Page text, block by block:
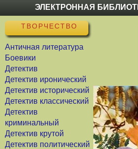
ЭЛЕКТРОННАЯ
ТВОРЧЕСТВО
Античная литература
Боевики
Детектив
Детектив иронический
Детектив исторический
Детектив классический
Детектив
криминальный
Детектив крутой
Детектив политический